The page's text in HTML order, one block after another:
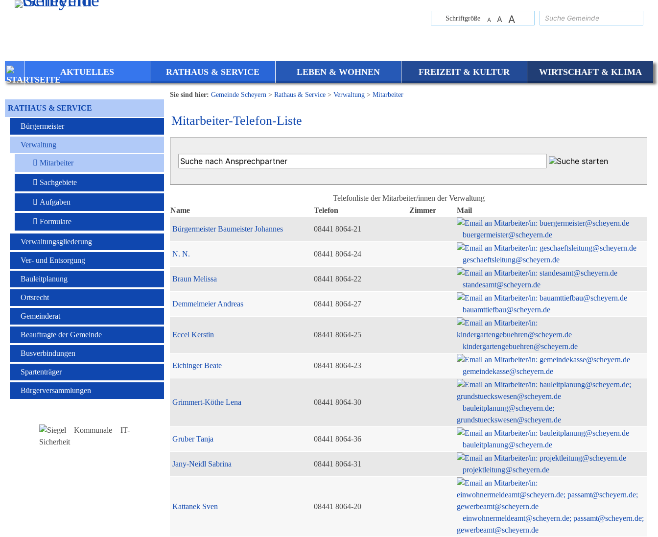
Zum Inhalt,zur Navigationoder
Schriftgröße A A A
AKTUELLES RATHAUS & SERVICE LEBEN & WOHNEN FREIZEIT & KULTUR WIRTSCHAFT & KLIMA
RATHAUS & SERVICE
Bürgermeister
Verwaltung
Mitarbeiter
Sachgebiete
Aufgaben
Formulare
Verwaltungsgliederung
Ver- und Entsorgung
Bauleitplanung
Ortsrecht
Gemeinderat
Beauftragte der Gemeinde
Busverbindungen
Spartenträger
Bürgerversammlungen
Sie sind hier: Gemeinde Scheyern > Rathaus & Service > Verwaltung > Mitarbeiter
Mitarbeiter-Telefon-Liste
Telefonliste der Mitarbeiter/innen der Verwaltung
Name
Telefon Zimmer Mail
Bürgermeister Baumeister Johannes 08441 8064-21
buergermeister@scheyern.de
N. N. 08441 8064-24
geschaeftsleitung@scheyern.de
Braun Melissa 08441 8064-22
standesamt@scheyern.de
Demmelmeier Andreas 08441 8064-27
bauamttiefbau@scheyern.de
Eccel Kerstin
08441 8064-25
kindergartengebuehren@scheyern.de
Eichinger Beate 08441 8064-23
gemeindekasse@scheyern.de
Grimmert-Köthe Lena 08441 8064-30
bauleitplanung@scheyern.de;
grundstueckswesen@scheyern.de
Gruber Tanja 08441 8064-36
bauleitplanung@scheyern.de
Jany-Neidl Sabrina 08441 8064-31
projektleitung@scheyern.de
Kattanek Sven
08441 8064-20
einwohnermeldeamt@scheyern.de; passamt@scheyern.de;
gewerbeamt@scheyern.de